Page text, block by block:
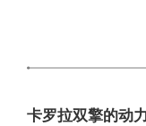
卡罗拉双擎的动